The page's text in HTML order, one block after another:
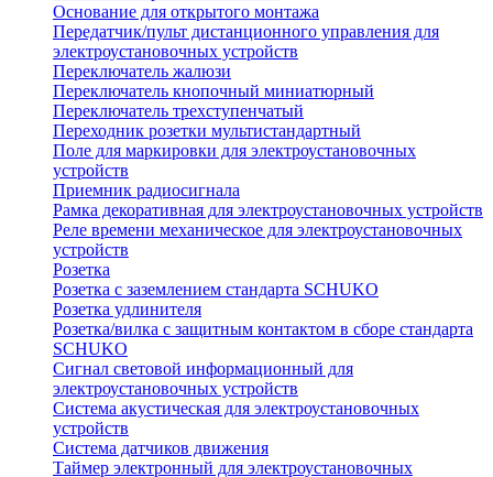
Основание для открытого монтажа
Передатчик/пульт дистанционного управления для
электроустановочных устройств
Переключатель жалюзи
Переключатель кнопочный миниатюрный
Переключатель трехступенчатый
Переходник розетки мультистандартный
Поле для маркировки для электроустановочных
устройств
Приемник радиосигнала
Рамка декоративная для электроустановочных устройств
Реле времени механическое для электроустановочных
устройств
Розетка
Розетка с заземлением стандарта SCHUKO
Розетка удлинителя
Розетка/вилка с защитным контактом в сборе стандарта
SCHUKO
Сигнал световой информационный для
электроустановочных устройств
Система акустическая для электроустановочных
устройств
Система датчиков движения
Таймер электронный для электроустановочных